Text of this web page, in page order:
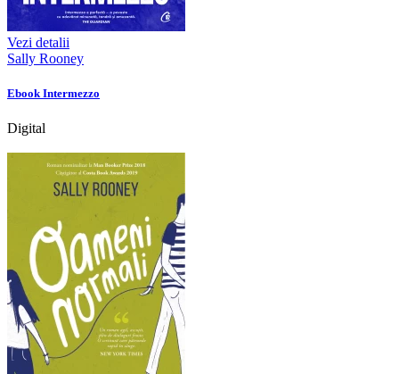
Vezi detalii
Sally Rooney
Ebook Intermezzo
Digital